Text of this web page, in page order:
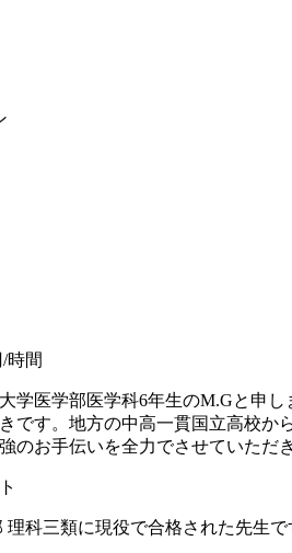
/時間
学医学部医学科6年生のM.Gと申
です。地方の中高一貫国立高校か
のお手伝いを全力でさせていただ
理科三類に現役で合格された先生で